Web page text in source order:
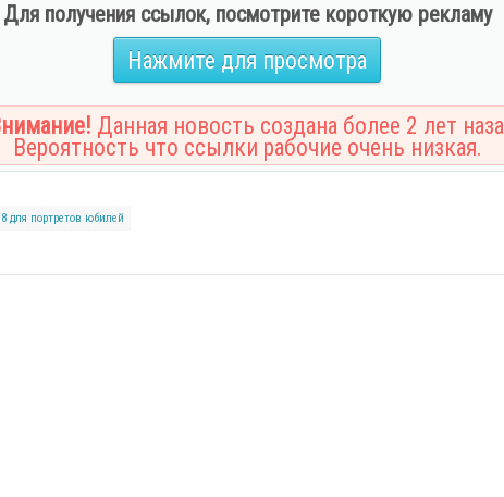
Для получения ссылок, посмотрите короткую рекламу
Нажмите для просмотра
Данная новость создана более 2 лет
Вероятность что ссылки рабочие очень низкая.
для портретов юбилей